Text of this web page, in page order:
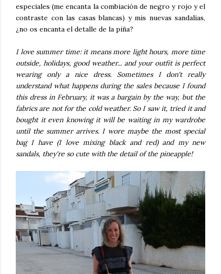
especiales (me encanta la combiación de negro y rojo y el
contraste con las casas blancas) y mis nuevas sandalias,
¿no os encanta el detalle de la piña?
I love summer time: it means more light hours, more time
outside, holidays, good weather... and your outfit is perfect
wearing only a nice dress. Sometimes I don't really
understand what happens during the sales because I found
this dress in February, it was a bargain by the way, but the
fabrics are not for the cold weather. So I saw it, tried it and
bought it even knowing it will be waiting in my wardrobe
until the summer arrives. I wore maybe the most special
bag I have (I love mixing black and red) and my new
sandals, they're so cute with the detail of the pineapple!